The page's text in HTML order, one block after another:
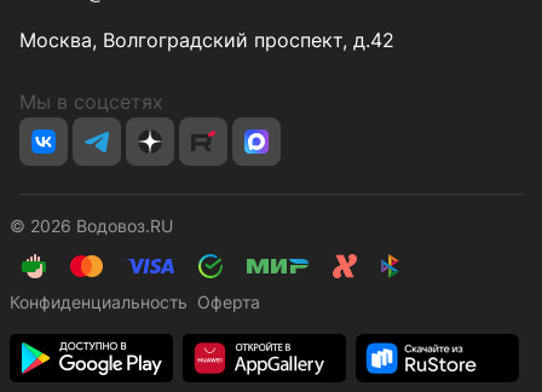
Москва, Волгоградский проспект, д.42
Мы в соцсетях
© 2026 Водовоз.RU
Конфиденциальность Оферта